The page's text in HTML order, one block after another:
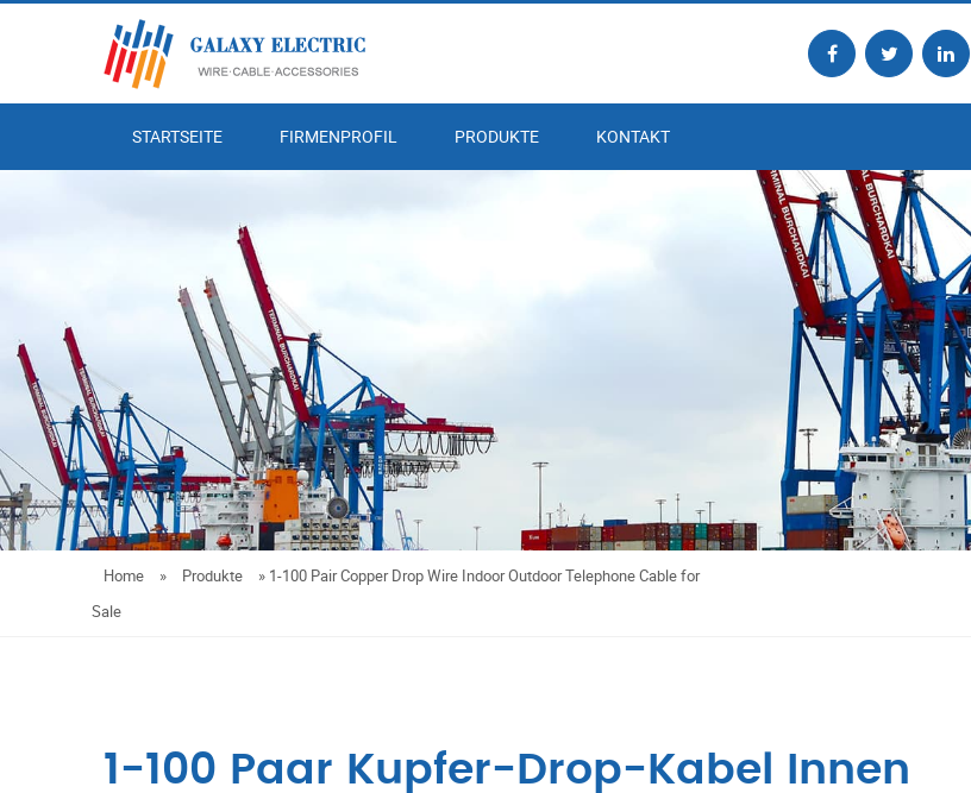
STARTSEITE FIRMENPROFIL PRODUKTE KONTAKT
Home » Produkte » 1-100 Pair Copper Drop Wire Indoor Outdoor Telephone Cable for
Sale
1-100 Paar Kupfer-Drop-Kabel Innen